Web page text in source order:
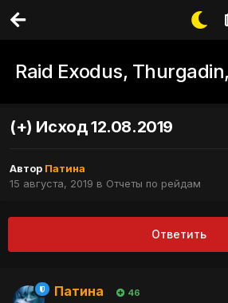
Raid Exodus,
(+) Исход 12.08.2019
Автор Патина
15 августа, 2019 в Отчеты по рейдам
Ответить
Патина 46